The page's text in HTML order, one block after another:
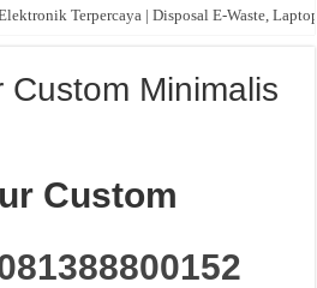
Terpercaya | Disposal E-Waste,
Custom Minimalis
Custom